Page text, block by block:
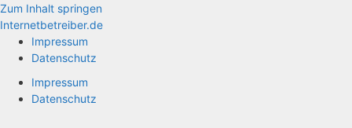
Zum Inhalt springen
Internetbetreiber.de
Impressum
Datenschutz
Impressum
Datenschutz